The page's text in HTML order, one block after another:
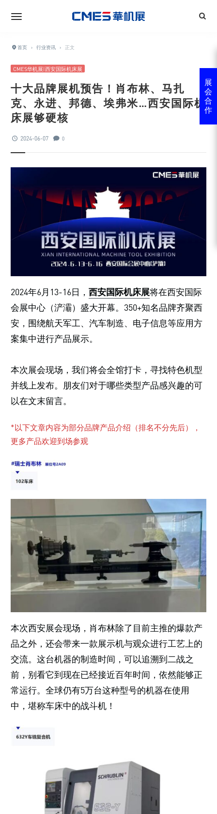
首页 › 行业资讯 › 正文
CMES华机展|西安国际机床展
十大品牌展机预告！肖布林、马扎
克、永进、邦德、埃弗米…西安国际机
床展够硬核
2024-06-07 0
2024年6月13-16日， 西安国际机床展将在西安国际
会展中心（浐灞）盛大开幕。350+知名品牌齐聚西
安，围绕航天军工、汽车制造、电子信息等应用方
案集中进行产品展示。
本次展会现场，我们将会全馆打卡，寻找特色机型
并线上发布。朋友们对于哪些类型产品感兴趣的可
以在文末留言。
*以下文章内容为部分品牌产品介绍（排名不分先后），
更多产品欢迎到场参观
本次西安展会现场，肖布林除了目前主推的爆款产
品之外，还会带来一款展示机与观众进行工艺上的
交流。这台机器的制造时间，可以追溯到二战之
前，别看它到现在已经接近百年时间，依然能够正
常运行。全球仍有5万台这种型号的机器在使用
中，堪称车床中的战斗机！
展
会
合
作